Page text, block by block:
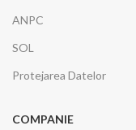
ANPC
SOL
Protejarea Datelor
COMPANIE